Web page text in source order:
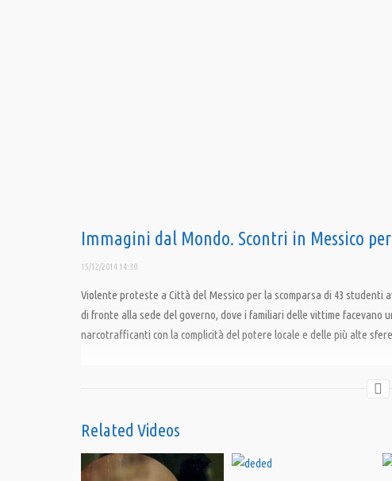
Immagini dal Mondo. Scontri in Messico
15/12/2014 14:30
Violente proteste a Città del Messico per la scomparsa di 43
di fronte alla sede del governo, dove i familiari delle vittime facevano
narcotrafficanti con la complicità del potere locale e delle più alte
Category: News ,Speciali
Related Videos